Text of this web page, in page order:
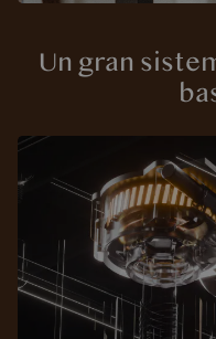
Un gran